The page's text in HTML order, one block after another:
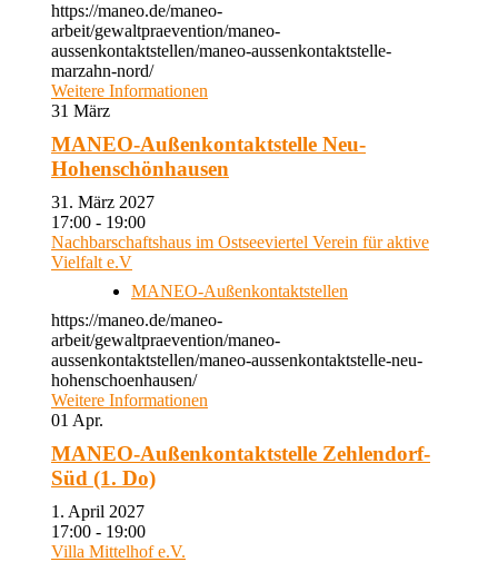
https://maneo.de/maneo-
arbeit/gewaltpraevention/maneo-
aussenkontaktstellen/maneo-aussenkontaktstelle-
marzahn-nord/
Weitere Informationen
31 März
MANEO-Außenkontaktstelle Neu-
Hohenschönhausen
31. März 2027
17:00 - 19:00
Nachbarschaftshaus im Ostseeviertel Verein für aktive
Vielfalt e.V
MANEO-Außenkontaktstellen
https://maneo.de/maneo-
arbeit/gewaltpraevention/maneo-
aussenkontaktstellen/maneo-aussenkontaktstelle-neu-
hohenschoenhausen/
Weitere Informationen
01 Apr.
MANEO-Außenkontaktstelle Zehlendorf-
Süd (1. Do)
1. April 2027
17:00 - 19:00
Villa Mittelhof e.V.